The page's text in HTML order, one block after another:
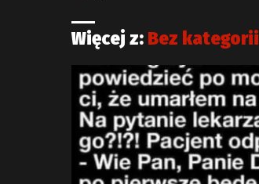
Więcej z: Bez kategorii